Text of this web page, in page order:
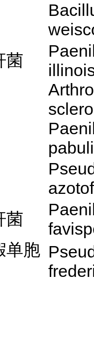
菌
pabuli
菌
单胞